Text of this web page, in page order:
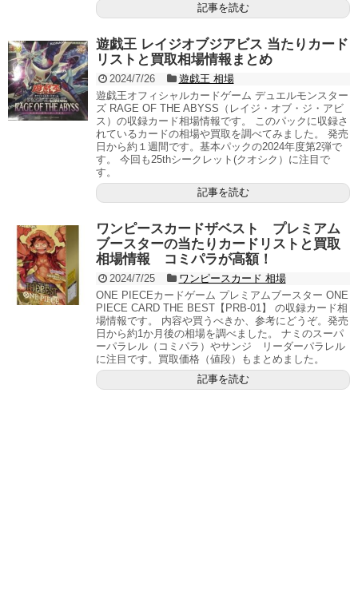
記事を読む
遊戯王 レイジオブジアビス 当たりカード
リストと買取相場情報まとめ
2024/7/26
遊戯王 相場
遊戯王オフィシャルカードゲーム デュエルモンスター
ズ RAGE OF THE ABYSS（レイジ・オブ・ジ・アビ
ス）の収録カード相場情報です。 このパックに収録さ
れているカードの相場や買取を調べてみました。 発売
日から約１週間です。基本パックの2024年度第2弾で
す。 今回も25thシークレット(クオシク）に注目で
す。
記事を読む
ワンピースカードザベスト プレミアム
ブースターの当たりカードリストと買取
相場情報 コミパラが高額！
2024/7/25
ワンピースカード 相場
ONE PIECEカードゲーム プレミアムブースター ONE
PIECE CARD THE BEST【PRB-01】 の収録カード相
場情報です。 内容や買うべきか、参考にどうぞ。発売
日から約1か月後の相場を調べました。 ナミのスーパ
ーパラレル（コミパラ）やサンジ リーダーパラレル
に注目です。買取価格（値段）もまとめました。
記事を読む